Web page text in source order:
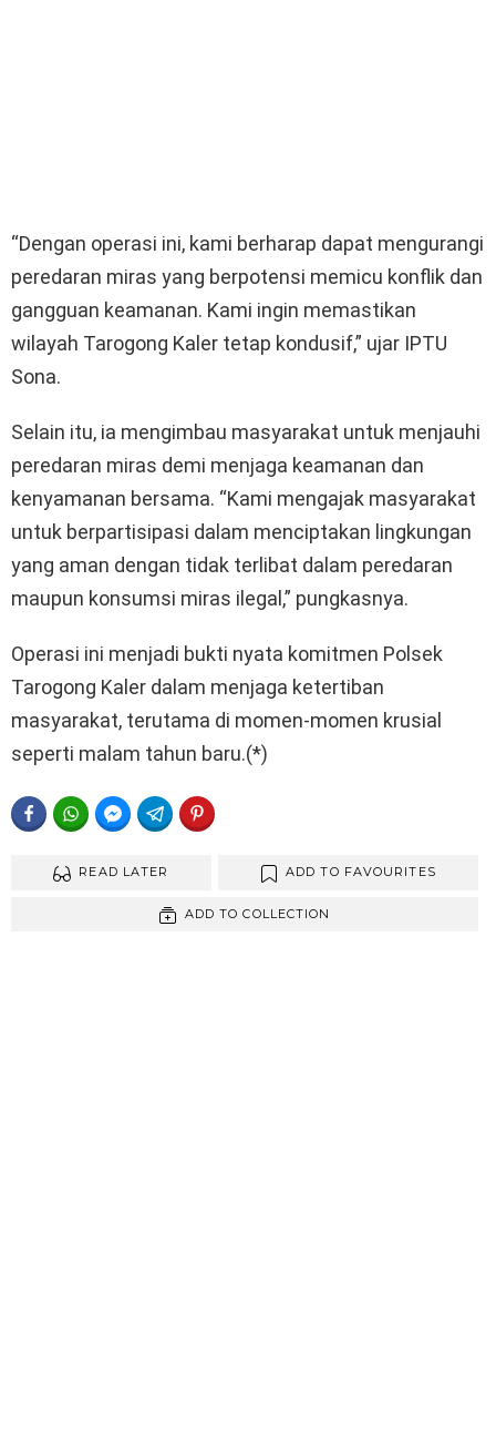
“Dengan operasi ini, kami berharap dapat mengurangi
peredaran miras yang berpotensi memicu konflik dan
gangguan keamanan. Kami ingin memastikan
wilayah Tarogong Kaler tetap kondusif,” ujar IPTU
Sona.
Selain itu, ia mengimbau masyarakat untuk menjauhi
peredaran miras demi menjaga keamanan dan
kenyamanan bersama. “Kami mengajak masyarakat
untuk berpartisipasi dalam menciptakan lingkungan
yang aman dengan tidak terlibat dalam peredaran
maupun konsumsi miras ilegal,” pungkasnya.
Operasi ini menjadi bukti nyata komitmen Polsek
Tarogong Kaler dalam menjaga ketertiban
masyarakat, terutama di momen-momen krusial
seperti malam tahun baru.(*)
FACEBOOKWHATSAPPFACEBOOK MESSENGER
TELEGRAM
READ LATER ADD TO FAVOURITES
ADD TO COLLECTION